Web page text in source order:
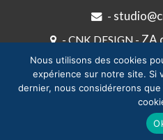
-
- CNK DESIGN -ZA
2026 ATELIER 106
- Site
Nous utilisons des cookies
expérience sur notre site. Si
dernier, nous considérerons